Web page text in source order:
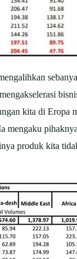
kita di
mengaku
produk kita